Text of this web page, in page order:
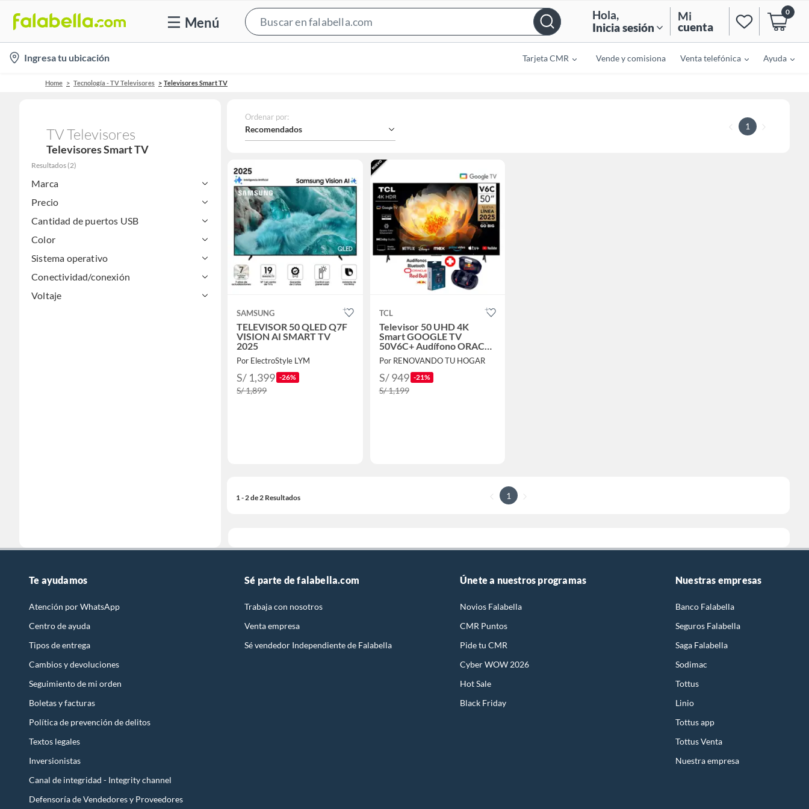
Menú
Bar
Hola,
Inicia sesión
Mi
cuenta
0
location-
icon
Ingresa tu ubicación Tarjeta CMR Vende y comisiona Venta telefónica Ayuda
Home Tecnología - TV Televisores Televisores Smart TV
TV Televisores
Televisores Smart TV
Resultados (2)
Marca
Precio
Cantidad de puertos USB
Color
Sistema operativo
Conectividad/conexión
Voltaje
Ordenar por:
Recomendados 1
SAMSUNG
TELEVISOR 50 QLED Q7F
VISION AI SMART TV
2025
Por ElectroStyle LYM
S/ 1,399 -26%
S/ 1,899
TCL
Televisor 50 UHD 4K
Smart GOOGLE TV
50V6C+ Audífono ORACLE
Red Bull
Por RENOVANDO TU HOGAR
S/ 949 -21%
S/ 1,199
1 - 2 de 2 Resultados 1
Te ayudamos
Atención por WhatsApp
Centro de ayuda
Tipos de entrega
Cambios y devoluciones
Seguimiento de mi orden
Boletas y facturas
Política de prevención de delitos
Textos legales
Inversionistas
Canal de integridad - Integrity channel
Defensoría de Vendedores y Proveedores
Sé parte de falabella.com
Trabaja con nosotros
Venta empresa
Sé vendedor Independiente de Falabella
Únete a nuestros programas
Novios Falabella
CMR Puntos
Pide tu CMR
Cyber WOW 2026
Hot Sale
Black Friday
Nuestras empresas
Banco Falabella
Seguros Falabella
Saga Falabella
Sodimac
Tottus
Linio
Tottus app
Tottus Venta
Nuestra empresa